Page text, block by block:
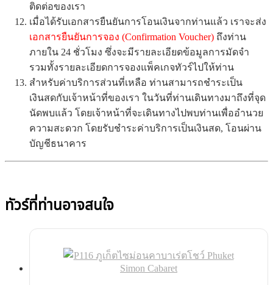
ติดต่อของเรา
เมื่อได้รับเอกสารยืนยันการโอนเงินจากท่านแล้ว เราจะส่ง
เอกสารยืนยันการจอง (Confirmation Voucher) ถึงท่าน
ภายใน 24 ชั่วโมง ซึ่งจะมีรายละเอียดข้อมูลการมัดจำ
รวมทั้งรายละเอียดการจองแพ็คเกจทัวร์ไปให้ท่าน
สำหรับค่าบริการส่วนที่เหลือ ท่านสามารถชำระเป็น
เงินสดกับเจ้าหน้าที่ของเรา ในวันที่ท่านเดินทางมาถึงที่จุด
นัดพบแล้ว โดยเจ้าหน้าที่จะเดินทางไปพบท่านเพื่ออำนวย
ความสะดวก โดยรับชำระค่าบริการเป็นเงินสด, โอนผ่าน
บัญชีธนาคาร
ทัวร์ที่ท่านอาจสนใจ